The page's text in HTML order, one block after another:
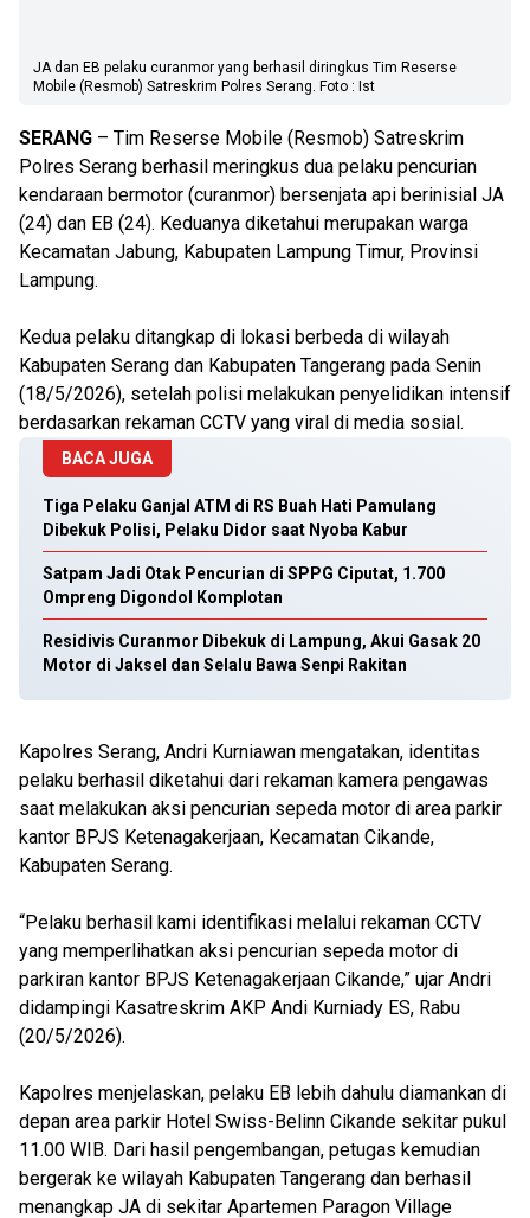
JA dan EB pelaku curanmor yang berhasil diringkus Tim Reserse
Mobile (Resmob) Satreskrim Polres Serang. Foto : Ist
SERANG – Tim Reserse Mobile (Resmob) Satreskrim
Polres Serang berhasil meringkus dua pelaku pencurian
kendaraan bermotor (curanmor) bersenjata api berinisial JA
(24) dan EB (24). Keduanya diketahui merupakan warga
Kecamatan Jabung, Kabupaten Lampung Timur, Provinsi
Lampung.
Kedua pelaku ditangkap di lokasi berbeda di wilayah
Kabupaten Serang dan Kabupaten Tangerang pada Senin
(18/5/2026), setelah polisi melakukan penyelidikan intensif
berdasarkan rekaman CCTV yang viral di media sosial.
BACA JUGA
Tiga Pelaku Ganjal ATM di RS Buah Hati Pamulang
Dibekuk Polisi, Pelaku Didor saat Nyoba Kabur
Satpam Jadi Otak Pencurian di SPPG Ciputat, 1.700
Ompreng Digondol Komplotan
Residivis Curanmor Dibekuk di Lampung, Akui Gasak 20
Motor di Jaksel dan Selalu Bawa Senpi Rakitan
Kapolres Serang, Andri Kurniawan mengatakan, identitas
pelaku berhasil diketahui dari rekaman kamera pengawas
saat melakukan aksi pencurian sepeda motor di area parkir
kantor BPJS Ketenagakerjaan, Kecamatan Cikande,
Kabupaten Serang.
“Pelaku berhasil kami identifikasi melalui rekaman CCTV
yang memperlihatkan aksi pencurian sepeda motor di
parkiran kantor BPJS Ketenagakerjaan Cikande,” ujar Andri
didampingi Kasatreskrim AKP Andi Kurniady ES, Rabu
(20/5/2026).
Kapolres menjelaskan, pelaku EB lebih dahulu diamankan di
depan area parkir Hotel Swiss-Belinn Cikande sekitar pukul
11.00 WIB. Dari hasil pengembangan, petugas kemudian
bergerak ke wilayah Kabupaten Tangerang dan berhasil
menangkap JA di sekitar Apartemen Paragon Village